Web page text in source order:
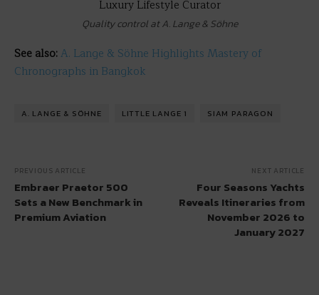
Quality control at A. Lange & Söhne
See also:A. Lange & Söhne Highlights Mastery of
Chronographs in Bangkok
A. LANGE & SÖHNE LITTLE LANGE 1 SIAM PARAGON
PREVIOUS ARTICLE
Embraer Praetor 500
Sets a New Benchmark in
Premium Aviation
NEXT ARTICLE
Four Seasons Yachts
Reveals Itineraries from
November 2026 to
January 2027